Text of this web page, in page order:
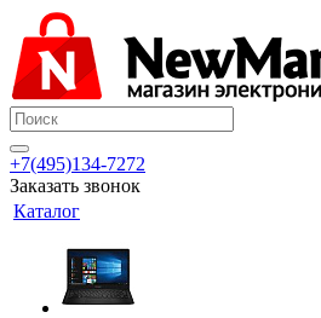
+7(495)134-7272
Заказать звонок
Каталог